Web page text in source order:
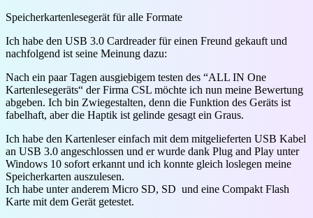
Speicherkartenlesegerät für alle Formate
Ich habe den USB 3.0 Cardreader für einen Freund gekauft und
nachfolgend ist seine Meinung dazu:
Nach ein paar Tagen ausgiebigem testen des “ALL IN One
Kartenlesegeräts“ der Firma CSL möchte ich nun meine Bewertung
abgeben. Ich bin Zwiegestalten, denn die Funktion des Geräts ist
fabelhaft, aber die Haptik ist gelinde gesagt ein Graus.
Ich habe den Kartenleser einfach mit dem mitgelieferten USB Kabel
an USB 3.0 angeschlossen und er wurde dank Plug and Play unter
Windows 10 sofort erkannt und ich konnte gleich loslegen meine
Speicherkarten auszulesen.
Ich habe unter anderem Micro SD, SD und eine Compakt Flash
Karte mit dem Gerät getestet.